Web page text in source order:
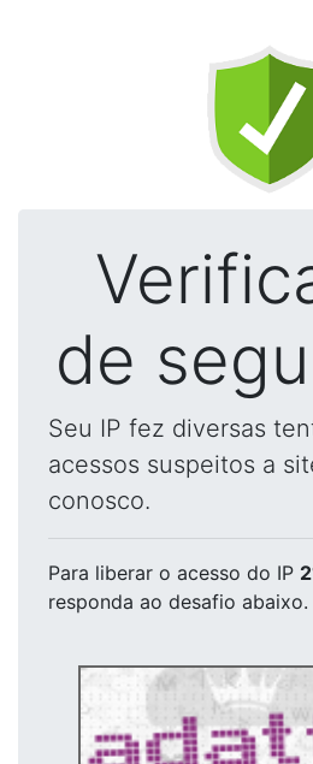
de
Seu IP fez diversas
acessos suspeitos a
conosco.
Para liberar o acesso do IP
responda ao desafio abaixo.